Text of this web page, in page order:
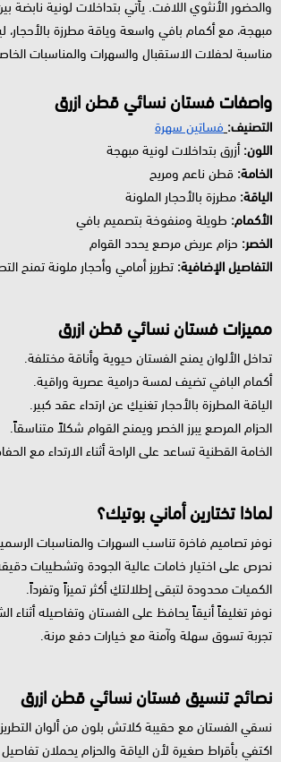
والحضور الأنثوي اللافت. يأتي بتداخلات لونية نابضة
مبهجة، مع أكمام بافي واسعة وياقة مطرزة بالأحجار،
مناسبة لحفلات الاستقبال والسهرات والمناسبات
واصفات فستان نسائي قطن ازرق
التصنيف: فساتين سهرة
اللون:أزرق بتداخلات لونية مبهجة
الخامة: قطن ناعم ومريح
الياقة: مطرزة بالأحجار الملونة
الأكمام: طويلة ومنفوخة بتصميم بافي
الخصر: حزام عريض مرصع يحدد القوام
التفاصيل الإضافية: تطريز أمامي وأحجار ملونة تمنح
مميزات فستان نسائي قطن ازرق
تداخل الألوان يمنح الفستان حيوية وأناقة مختلفة.
أكمام البافي تضيف لمسة درامية عصرية وراقية.
الياقة المطرزة بالأحجار تغنيكِ عن ارتداء عقد كبير.
الحزام المرصع يبرز الخصر ويمنح القوام شكلاً متناسقاً.
الخامة القطنية تساعد على الراحة أثناء الارتداء مع
لماذا تختارين أماني بوتيك؟
نوفر تصاميم فاخرة تناسب السهرات والمناسبات
نحرص على اختيار خامات عالية الجودة وتشطيبات
الكميات محدودة لتبقى إطلالتكِ أكثر تميزاً وتفرداً.
نوفر تغليفاً أنيقاً يحافظ على الفستان وتفاصيله أثناء
تجربة تسوق سهلة وآمنة مع خيارات دفع مرنة.
نصائح تنسيق فستان نسائي قطن ازرق
نسقي الفستان مع حقيبة كلاتش بلون من ألوان
اكتفي بأقراط صغيرة لأن الياقة والحزام يحملان